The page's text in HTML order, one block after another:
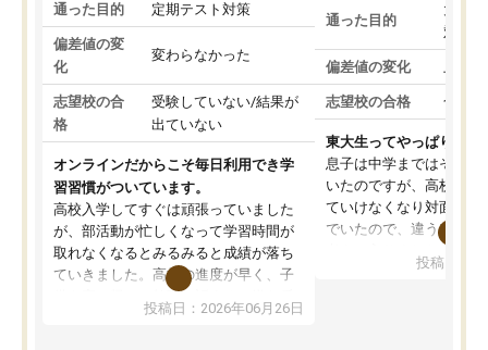
通った目的 定期テスト対策
偏差値の変
化
変わらなかった
志望校の合
格
受験していない/結果が
出ていない
オンラインだからこそ毎日利用でき学
習習慣がついています。
高校入学してすぐは頑張っていました
が、部活動が忙しくなって学習時間が
取れなくなるとみるみると成績が落ち
ていきました。高校の進度が早く、子
供も家に帰って勉強の話すると嫌な反
応を示します。東大先生にお願いして
投稿日：2026年06月26日
通った目的
大学
対策
偏差値の変化 上が
志望校の合格 合格
東大生ってやっぱりすご
息子は中学まではそこそ
いたのですが、高校に入
ていけなくなり対面の塾
でいたので、違うアプロ
で、当初は模試でD判定
投稿日：